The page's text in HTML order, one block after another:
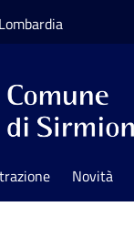
Novità